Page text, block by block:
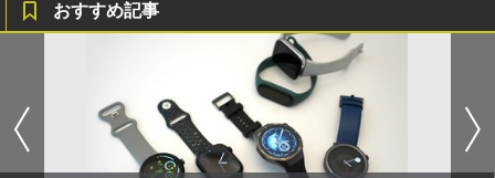
おすすめ記事